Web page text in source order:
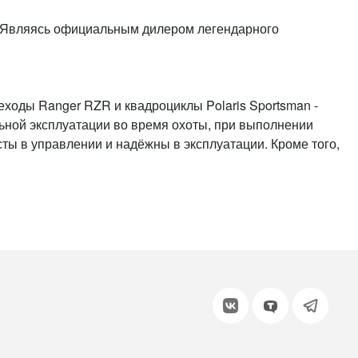
официальным дилером легендарного
Ranger RZR и квадроциклы Polaris Sportsman -
эксплуатации во время охоты, при выполнении
в управлении и надёжны в эксплуатации. Кроме того,